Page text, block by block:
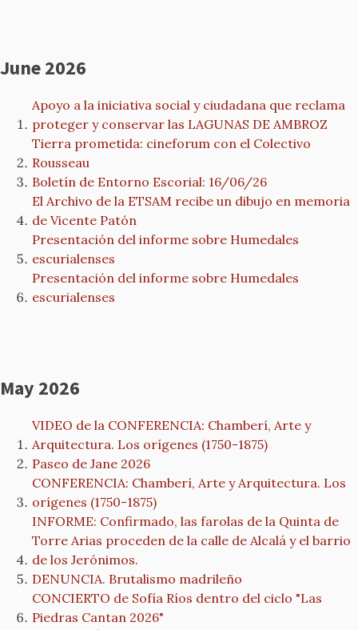
June 2026
Apoyo a la iniciativa social y ciudadana que reclama
proteger y conservar las LAGUNAS DE AMBROZ
Tierra prometida: cineforum con el Colectivo
Rousseau
Boletín de Entorno Escorial: 16/06/26
El Archivo de la ETSAM recibe un dibujo en memoria
de Vicente Patón
Presentación del informe sobre Humedales
escurialenses
Presentación del informe sobre Humedales
escurialenses
May 2026
VIDEO de la CONFERENCIA: Chamberí, Arte y
Arquitectura. Los orígenes (1750-1875)
Paseo de Jane 2026
CONFERENCIA: Chamberí, Arte y Arquitectura. Los
orígenes (1750-1875)
INFORME: Confirmado, las farolas de la Quinta de
Torre Arias proceden de la calle de Alcalá y el barrio
de los Jerónimos.
DENUNCIA. Brutalismo madrileño
CONCIERTO de Sofía Ríos dentro del ciclo "Las
Piedras Cantan 2026"